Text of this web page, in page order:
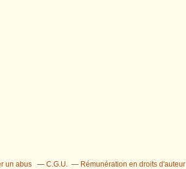
un abus C.G.U. Rémunération en droits d'auteur